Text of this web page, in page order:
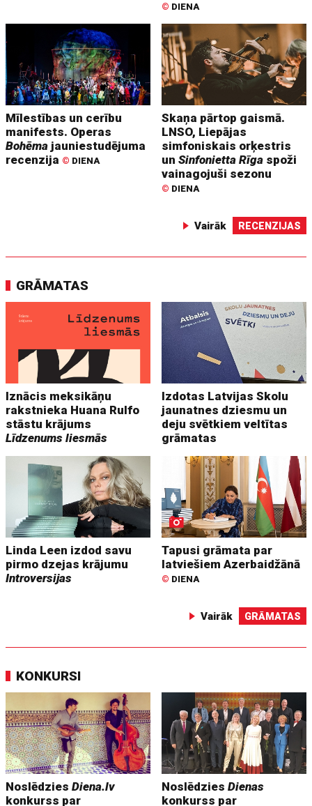
© DIENA
Mīlestības un cerību
manifests. Operas
Bohēma jauniestudējuma
recenzija © DIENA
Skaņa pārtop gaismā.
LNSO, Liepājas
simfoniskais orķestris
unSinfonietta Rīga spoži
vainagojuši sezonu
© DIENA
Vairāk RECENZIJAS
GRĀMATAS
Iznācis meksikāņu
rakstnieka Huana Rulfo
stāstu krājums
Līdzenums liesmās
Izdotas Latvijas Skolu
jaunatnes dziesmu un
deju svētkiem veltītas
grāmatas
Linda Leen izdod savu
pirmo dzejas krājumu
Introversijas
Tapusi grāmata par
latviešiem Azerbaidžānā
© DIENA
Vairāk GRĀMATAS
KONKURSI
NoslēdziesDiena.lv
konkurss par
NoslēdziesDienas
konkurss par